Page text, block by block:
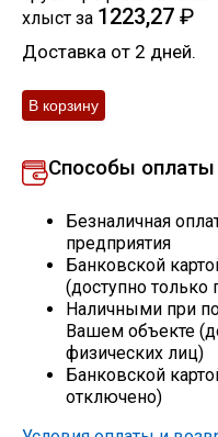
Остальное
хлыст за 1223,27 ₽
Доставка от 2 дней.
Способы оплаты
Безналичная
предприятия
Банковской
(доступно
Наличными при
Вашем объекте
физических лиц)
Банковской
отключено)